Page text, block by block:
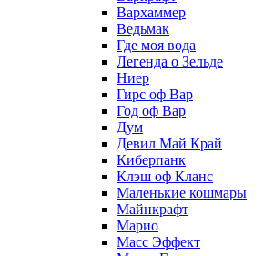
Вархаммер
Ведьмак
Где моя вода
Легенда о Зельде
Ниер
Гирс оф Вар
Год оф Вар
Дум
Девил Май Край
Киберпанк
Клэш оф Кланс
Маленькие кошмары
Майнкрафт
Марио
Масс Эффект